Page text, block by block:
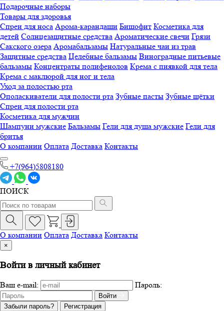
Подарочные наборы
Товары для здоровья
Спреи для носа Арома-карандаши Бишофит Косметика для
детей Солнцезащитные средства Ароматические свечи Грязи
Cакского озера Аромабальзамы Натуральные чаи из трав
Защитные средства Целебные бальзамы Виноградные питьевые
бальзамы Концентраты полифенолов Крема с пиявкой для тела
Крема с маклюрой для ног и тела
Уход за полостью рта
Ополаскиватели для полости рта Зубные пасты Зубные щётки
Спреи для полости рта
Косметика для мужчин
Шампуни мужские Бальзамы Гели для душа мужские Гели для
бритья
О компании Оплата Доставка Контакты
+7(964)5808180
ПОИСК
О компании Оплата Доставка Контакты
×
Войти в личный кабинет
Ваш e-mail: Пароль:
Войти
Забыли пароль?
Регистрация